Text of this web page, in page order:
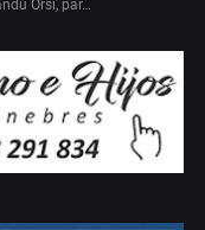
Orsi, par…